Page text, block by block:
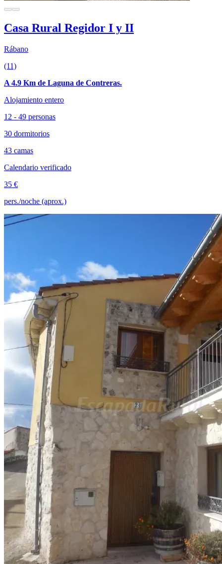
Casa Rural Regidor I y II
Rábano
(11)
A 4.9 Km de Laguna de Contreras.
Alojamiento entero
12 - 49 personas
30 dormitorios
43 camas
Calendario verificado
35 €
pers./noche (aprox.)